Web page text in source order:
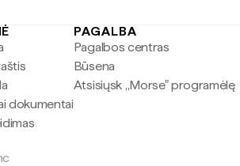
dokumentai
PAGALBA
Pagalbos centras
Būsena
Atsisiųsk „Morse" programėlę